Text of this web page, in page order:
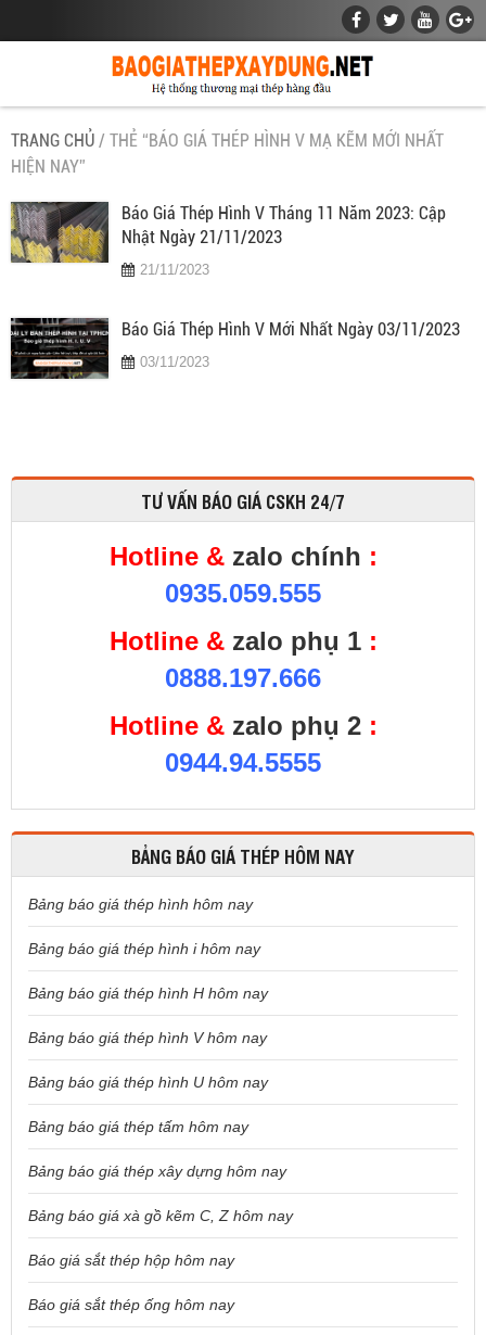
TRANG CHỦ / THẺ “BÁO GIÁ THÉP HÌNH V MẠ KẼM MỚI NHẤT
HIỆN NAY”
Báo Giá Thép Hình V Tháng 11 Năm 2023: Cập
Nhật Ngày 21/11/2023
21/11/2023
Báo Giá Thép Hình V Mới Nhất Ngày 03/11/2023
03/11/2023
TƯ VẤN BÁO GIÁ CSKH 24/7
Hotline & zalo chính :
0935.059.555
Hotline & zalo phụ 1:
0888.197.666
Hotline & zalo phụ 2:
0944.94.5555
BẢNG BÁO GIÁ THÉP HÔM NAY
Bảng báo giá thép hình hôm nay
Bảng báo giá thép hình i hôm nay
Bảng báo giá thép hình H hôm nay
Bảng báo giá thép hình V hôm nay
Bảng báo giá thép hình U hôm nay
Bảng báo giá thép tấm hôm nay
Bảng báo giá thép xây dựng hôm nay
Bảng báo giá xà gồ kẽm C, Z hôm nay
Báo giá sắt thép hộp hôm nay
Báo giá sắt thép ống hôm nay